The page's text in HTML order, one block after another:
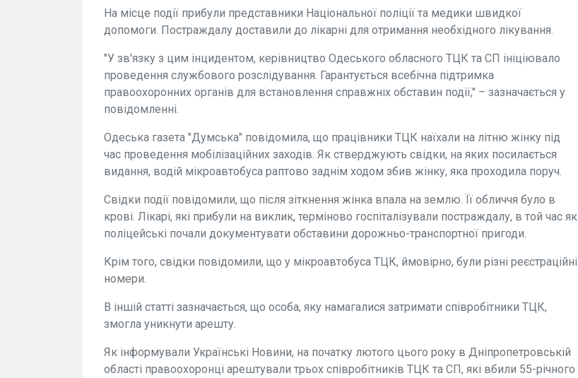
На місце події прибули представники Національної поліції та медики швидкої
допомоги. Постраждалу доставили до лікарні для отримання необхідного лікування.
"У зв'язку з цим інцидентом, керівництво Одеського обласного ТЦК та СП ініціювало
проведення службового розслідування. Гарантується всебічна підтримка
правоохоронних органів для встановлення справжніх обставин події," – зазначається у
повідомленні.
Одеська газета "Думська" повідомила, що працівники ТЦК наїхали на літню жінку під
час проведення мобілізаційних заходів. Як стверджують свідки, на яких посилається
видання, водій мікроавтобуса раптово заднім ходом збив жінку, яка проходила поруч.
Свідки події повідомили, що після зіткнення жінка впала на землю. Її обличчя було в
крові. Лікарі, які прибули на виклик, терміново госпіталізували постраждалу, в той час як
поліцейські почали документувати обставини дорожньо-транспортної пригоди.
Крім того, свідки повідомили, що у мікроавтобуса ТЦК, ймовірно, були різні реєстраційні
номери.
В іншій статті зазначається, що особа, яку намагалися затримати співробітники ТЦК,
змогла уникнути арешту.
Як інформували Українські Новини, на початку лютого цього року в Дніпропетровській
області правоохоронці арештували трьох співробітників ТЦК та СП, які вбили 55-річного